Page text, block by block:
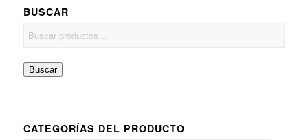
BUSCAR
Buscar
CATEGORÍAS DEL PRODUCTO